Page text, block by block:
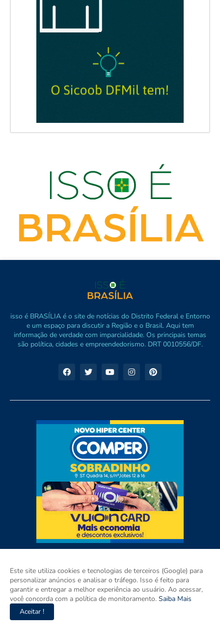
isso é BRASÍLIA é o site de notícias do Distrito Federal e Entorno
e um espaço para discutir a Região e o Brasil. Aqui tem
informação de verdade com imparcialidade. Os principais temas
são política, cidades e empreendedorismo. DRT 0010556/DF.
Este site utiliza cookies e tecnologias de terceiros (Google) para
personalizar anúncios e analisar o tráfego. Isso é feito para
garantir e entregar a melhor experiência ao usuário. Ao acessar,
você concorda com a política de monitoramento. Saiba Mais
Aceitar !